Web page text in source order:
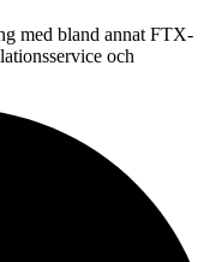
med bland annat FTX-
och